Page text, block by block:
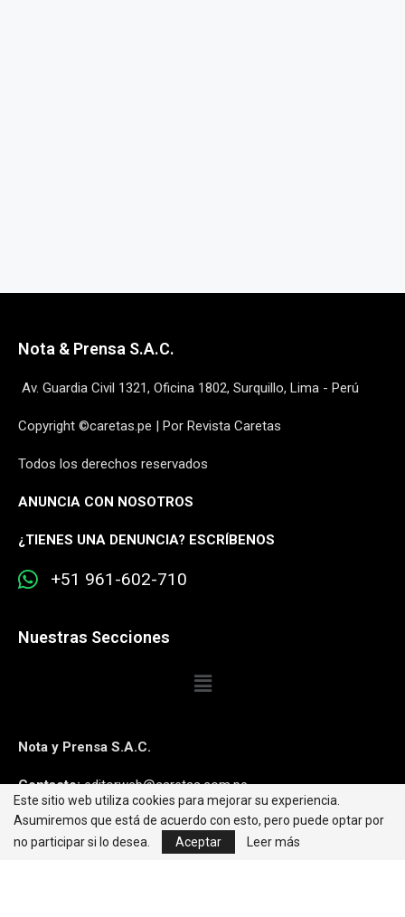
Nota & Prensa S.A.C.
Av. Guardia Civil 1321, Oficina 1802, Surquillo, Lima - Perú
Copyright ©caretas.pe | Por Revista Caretas
Todos los derechos reservados
ANUNCIA CON NOSOTROS
¿TIENES UNA DENUNCIA? ESCRÍBENOS
+51 961-602-710
Nuestras Secciones
Nota y Prensa S.A.C.
Contacto:editorweb@caretas.com.pe
Síguenos:
Este sitio web utiliza cookies para mejorar su experiencia.
Asumiremos que está de acuerdo con esto, pero puede optar por
no participar si lo desea.
Aceptar Leer más